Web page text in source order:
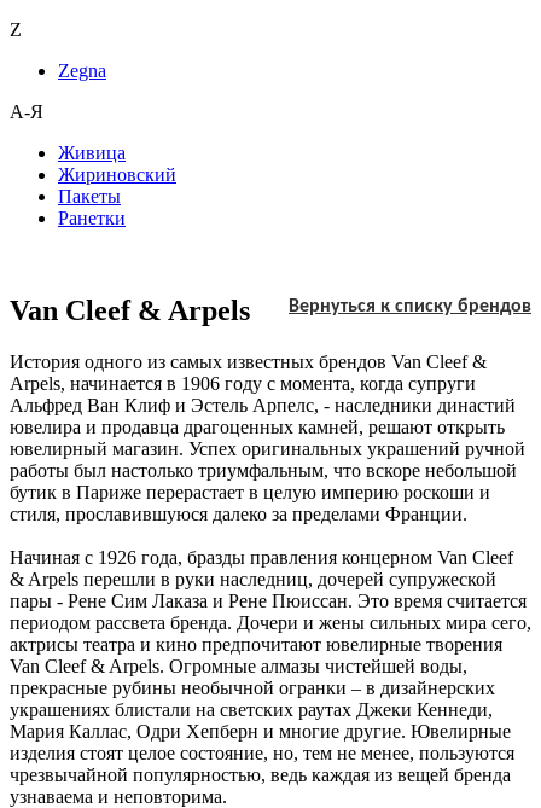
Z
Zegna
А-Я
Живица
Жириновский
Пакеты
Ранетки
Van Cleef & Arpels Вернуться к списку брендов
История одного из самых известных брендов Van Cleef &
Arpels, начинается в 1906 году с момента, когда супруги
Альфред Ван Клиф и Эстель Арпелс, - наследники династий
ювелира и продавца драгоценных камней, решают открыть
ювелирный магазин. Успех оригинальных украшений ручной
работы был настолько триумфальным, что вскоре небольшой
бутик в Париже перерастает в целую империю роскоши и
стиля, прославившуюся далеко за пределами Франции.
Начиная с 1926 года, бразды правления концерном Van Cleef
& Arpels перешли в руки наследниц, дочерей супружеской
пары - Рене Сим Лаказа и Рене Пюиссан. Это время считается
периодом рассвета бренда. Дочери и жены сильных мира сего,
актрисы театра и кино предпочитают ювелирные творения
Van Cleef & Arpels. Огромные алмазы чистейшей воды,
прекрасные рубины необычной огранки – в дизайнерских
украшениях блистали на светских раутах Джеки Кеннеди,
Мария Каллас, Одри Хепберн и многие другие. Ювелирные
изделия стоят целое состояние, но, тем не менее, пользуются
чрезвычайной популярностью, ведь каждая из вещей бренда
узнаваема и неповторима.